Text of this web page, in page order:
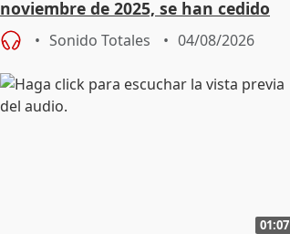
noviembre de 2025, se han cedido
9.810 ayudas por nacimiento
Sonido Totales 04/08/2026
01:07